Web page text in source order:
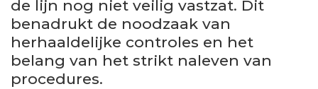
de lijn nog niet veilig vastzat. Dit
benadrukt de noodzaak van
herhaaldelijke controles en het
belang van het strikt naleven van
procedures.